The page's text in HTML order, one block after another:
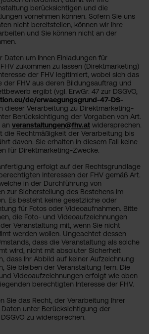
berücksichtigen und die
vornehmen können. Sofern Sie uns
nicht bereitstellen, können wir Ihre
und Sie können nicht an der
Daten um Ihnen Einladungen für
zukommen zu lassen (Direktmarketing)
der FHV legitimiert, wobei sich das
der FHV aus deren Bildungsauftrag und
ergibt (vgl. ErwGr. 47 zur DSGVO,
de/erwaegungsgrund-47-DS-
dieser Verarbeitung zu Direktmarketing-
Berücksichtigung der Vorgaben von Art.
an veranstaltungen@fhv.at widersprechen.
die Rechtmäßigkeit der Verarbeitung bis
davon. Sie erhalten in diesem Fall keine
für Direktmarketing-Zwecke.
erfolgt auf der Rechtsgrundlage
Interessen der FHV gemäß Art.
in der Durchführung von
zur Sicherstellung des Bestehens im
Es besteht keine gesetzliche oder
für Fotos oder Videoaufnahmen. Bitte
die Foto- und Videoaufzeichnungen
Veranstaltung mit, wenn Sie nicht
werden wollen. Ungeachtet dessen
dass die Veranstaltung als solche
wird, nicht mit absoluter Sicherheit
dass Ihr Abbild auf keiner Aufzeichnung
Sie bleiben der Veranstaltung fern. Die
Videoaufzeichnungen erfolgt wie oben
berechtigten Interesse der FHV.
Sie das Recht, der Verarbeitung Ihrer
unter Berücksichtigung der
zu widersprechen.